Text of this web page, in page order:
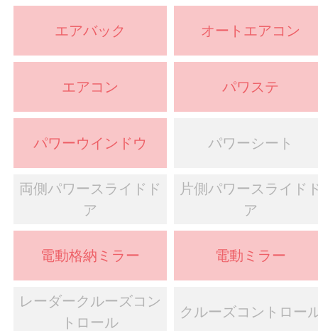
エアバック オートエアコン
エアコン パワステ
パワーウインドウ パワーシート
両側パワースライドド
ア
片側パワースライド
ア
電動格納ミラー 電動ミラー
レーダークルーズコン
トロール
クルーズコントロー